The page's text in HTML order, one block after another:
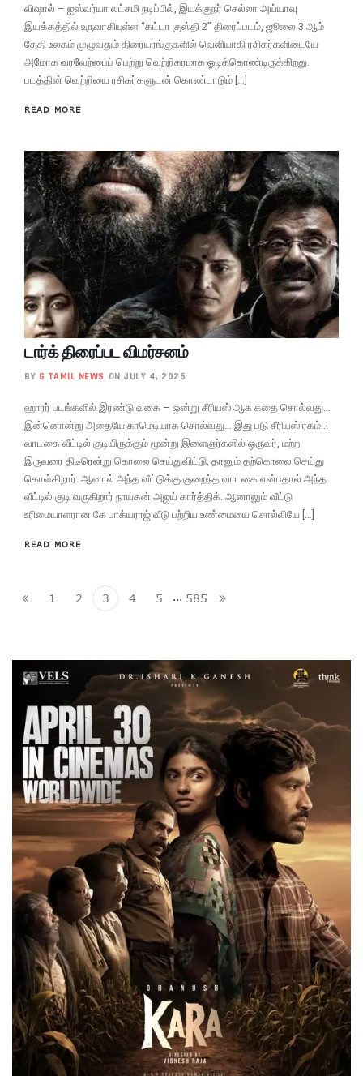
விஷால் – ஐஸ்வர்யா லட்சுமி நடிப்பில், இயக்குநர் செல்லா அய்யாவு
இயக்கத்தில் உருவாகியுள்ள “கட்டா குஸ்தி 2” திரைப்படம், ஜூலை 3 ஆம்
தேதி உலகம் முழுவதும் திரையரங்குகளில் வெளியாகி ரசிகர்களிடையே
அமோக வரவேற்பைப் பெற்று வெற்றிகரமாக ஓடிக்கொண்டிருக்கிறது.
படத்தின் வெற்றியை ரசிகர்களுடன் கொண்டாடும் […]
READ MORE
டார்க் திரைப்பட விமர்சனம்
BY G TAMIL NEWS ON JULY 4, 2026
ஹாரர் படங்களில் இரண்டு வகை – ஒன்று சீரியஸ் ஆக கதை சொல்வது…
இன்னொன்று அதையே காமெடியாக சொல்வது… இது படு சீரியஸ் ரகம்..!
வாடகை வீட்டில் குடியிருக்கும் மூன்று இளைஞர்களில் ஒருவர், மற்ற
இருவரை திடீரென்று கொலை செய்துவிட்டு, தானும் தற்கொலை செய்து
கொள்கிறார். ஆனால் அந்த வீட்டுக்கு குறைந்த வாடகை என்பதால் அந்த
வீட்டில் குடி வருகிறார் நாயகன் அஜய் கார்த்திக். ஆனாலும் வீட்டு
உரிமையாளரான கே பாக்யராஜ் வீடு பற்றிய உண்மையை சொல்லியே […]
READ MORE
1 2 3 4 5 … 585